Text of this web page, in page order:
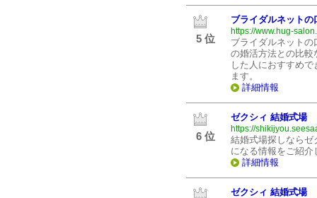
5 位
ブライダルネット
https://www.hug-
ブライダルネット
の婚活方法との比較
した人におすすめ
ます。
詳細情報
6 位
ゼクシィ 結婚式場
https://
結婚式場探しならゼ
になる情報をご紹介
詳細情報
ゼクシィ 結婚式場